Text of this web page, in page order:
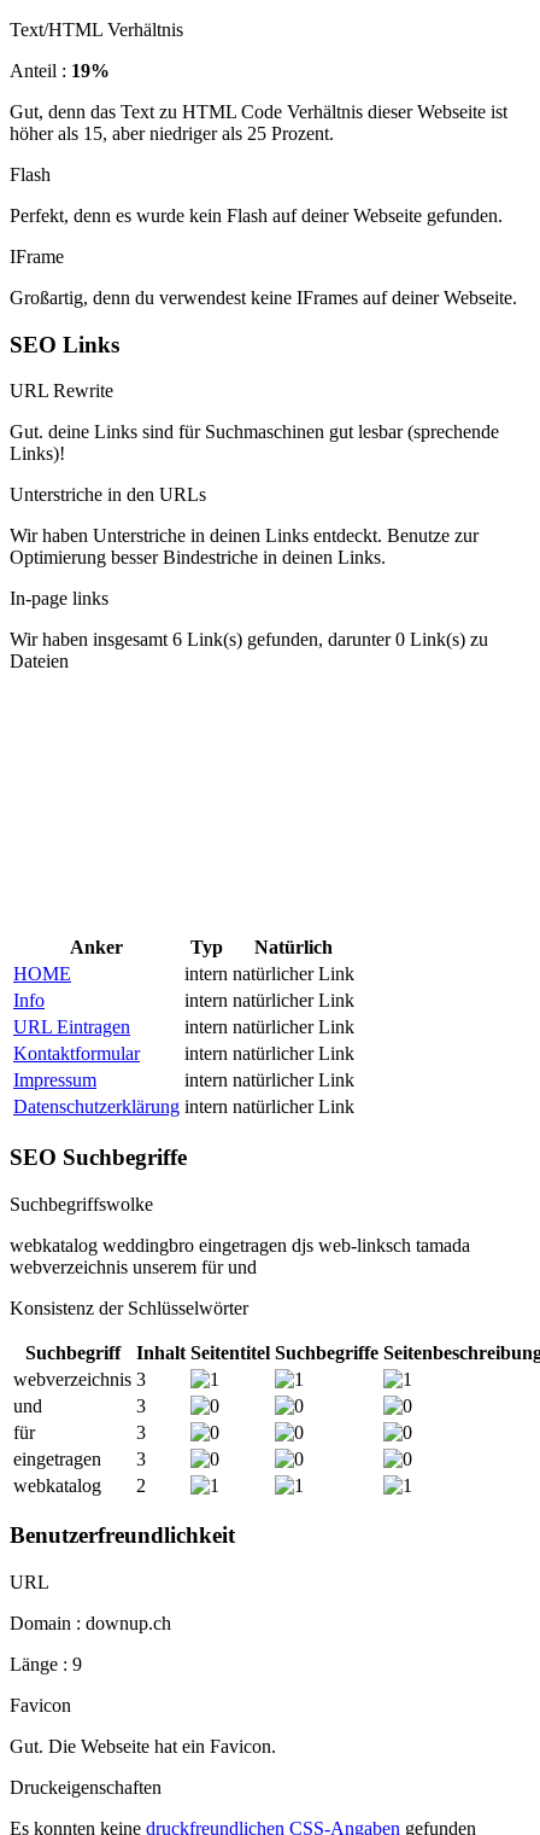
Text/HTML Verhältnis
Anteil : 19%
Gut, denn das Text zu HTML Code Verhältnis dieser Webseite ist
höher als 15, aber niedriger als 25 Prozent.
Flash
Perfekt, denn es wurde kein Flash auf deiner Webseite gefunden.
IFrame
Großartig, denn du verwendest keine IFrames auf deiner Webseite.
SEO Links
URL Rewrite
Gut. deine Links sind für Suchmaschinen gut lesbar (sprechende
Links)!
Unterstriche in den URLs
Wir haben Unterstriche in deinen Links entdeckt. Benutze zur
Optimierung besser Bindestriche in deinen Links.
In-page links
Wir haben insgesamt 6 Link(s) gefunden, darunter 0 Link(s) zu
Dateien
Anker Typ
Natürlich
HOME
intern natürlicher Link
Info
intern natürlicher Link
URL Eintragen
intern natürlicher Link
Kontaktformular
intern natürlicher Link
Impressum
intern natürlicher Link
Datenschutzerklärung intern natürlicher Link
SEO Suchbegriffe
Suchbegriffswolke
webkatalog weddingbro eingetragen djs web-linksch tamada
webverzeichnis unserem für und
Konsistenz der Schlüsselwörter
Suchbegriff Inhalt Seitentitel Suchbegriffe
webverzeichnis 3
und
3
für
3
eingetragen
3
webkatalog
2
Benutzerfreundlichkeit
URL
Domain : downup.ch
Länge : 9
Favicon
Gut. Die Webseite hat ein Favicon.
Druckeigenschaften
Es konnten keine druckfreundlichen CSS-Angaben gefunden